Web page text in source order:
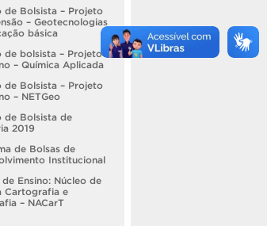
de Bolsista – Projeto
– Geotecnologias
básica
de bolsista – Projeto
– Química Aplicada
de Bolsista – Projeto
– NETGeo
de Bolsista de
2019
de Bolsas de
Institucional
Ensino: Núcleo de
Cartografia e
– NACarT